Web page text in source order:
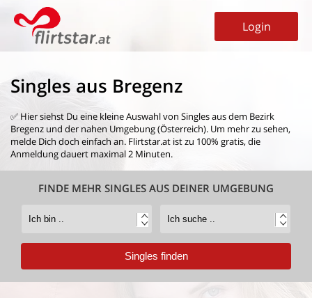
Login
Singles aus Bregenz
✅ Hier siehst Du eine kleine Auswahl von Singles aus dem Bezirk
Bregenz und der nahen Umgebung (Österreich). Um mehr zu sehen,
melde Dich doch einfach an. Flirtstar.at ist zu 100% gratis, die
Anmeldung dauert maximal 2 Minuten.
FINDE MEHR SINGLES AUS DEINER UMGEBUNG